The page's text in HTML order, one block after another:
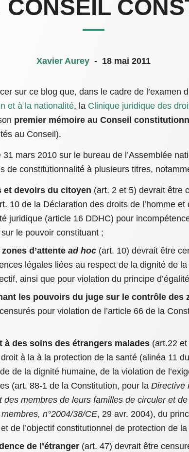
CONSEIL
Xavier Aurey - 18 mai 2011
sur ce blog que, dans le cadre de l’examen
et à la nationalité, la Clinique juridique des
premier mémoire au Conseil
au Conseil).
mars 2010 sur le bureau de l’Assemblée
de constitutionnalité à plusieurs titres,
et devoirs du citoyen (art. 2 et 5) devrait être
10 de la Déclaration des droits de l’homme
juridique (article 16 DDHC) pour
le pouvoir constituant ;
zones d’attente ad hoc(art. 10) devrait être
légales liées au respect de la dignité de
ainsi que pour violation du principe
les pouvoirs du juge sur le contrôle des
pour violation de l’article 66 de la
à des soins des étrangers malades(art.22 et
à la à la protection de la santé (alinéa 11
de la dignité humaine, de la violation de
(art. 88-1 de la Constitution, pour la Directive
des membres de leurs familles de circuler et
n°2004/38/CE, 29 avr. 2004), du
de l’objectif constitutionnel de protection de
de l’étranger(art. 47) devrait être